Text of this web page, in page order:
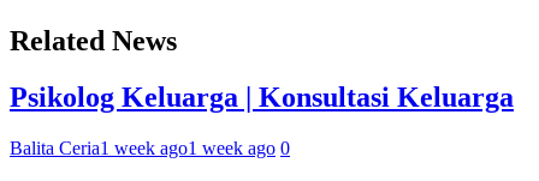
Related News
Psikolog Keluarga | Konsultasi Keluarga
Balita Ceria1 week ago1 week ago 0